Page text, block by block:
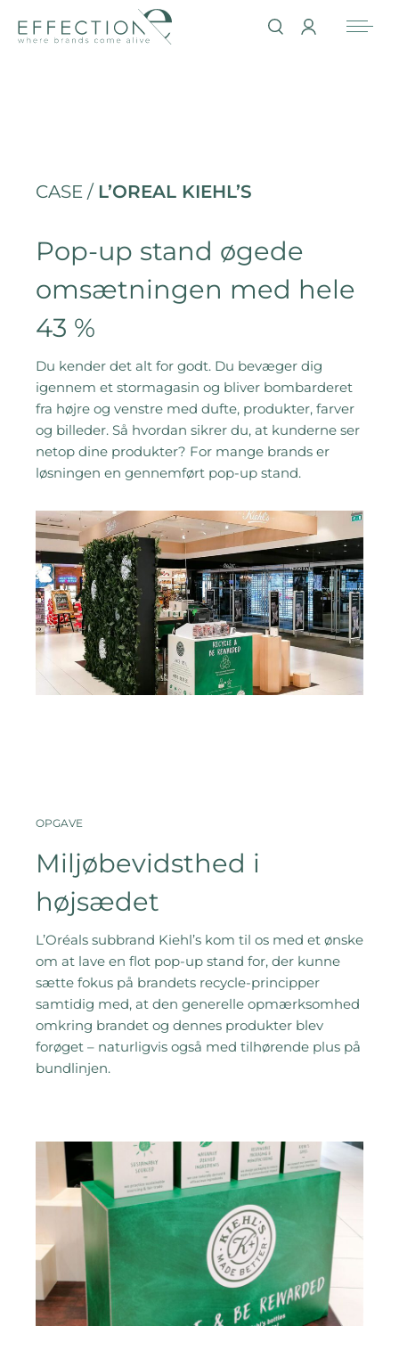
CASE / L’OREAL KIEHL’S
Pop-up stand øgede
omsætningen med hele
43 %
Du kender det alt for godt. Du bevæger dig
igennem et stormagasin og bliver bombarderet
fra højre og venstre med dufte, produkter, farver
og billeder. Så hvordan sikrer du, at kunderne ser
netop dine produkter? For mange brands er
løsningen en gennemført pop-up stand.
OPGAVE
Miljøbevidsthed i
højsædet
L’Oréals subbrand Kiehl’s kom til os med et ønske
om at lave en flot pop-up stand for, der kunne
sætte fokus på brandets recycle-principper
samtidig med, at den generelle opmærksomhed
omkring brandet og dennes produkter blev
forøget – naturligvis også med tilhørende plus på
bundlinjen.